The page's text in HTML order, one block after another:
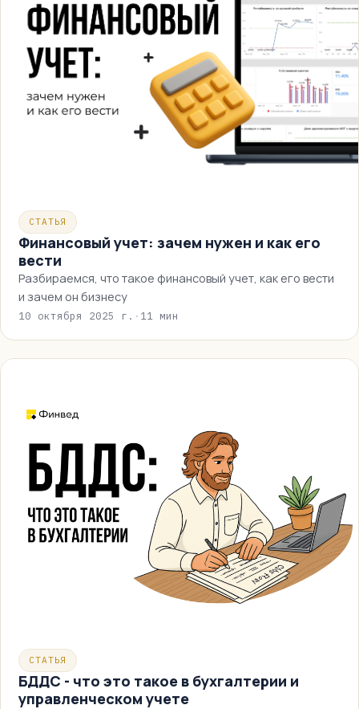
СТАТЬЯ
Финансовый учет: зачем нужен и как его
вести
Разбираемся, что такое финансовый учет, как его вести
и зачем он бизнесу
10 октября 2025 г. · 11 мин
СТАТЬЯ
БДДС - что это такое в бухгалтерии и
управленческом учете